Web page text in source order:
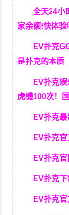
全天24小
家余额!快体验
EV扑克
是扑克的本质
EV扑克
虎機100次！
EV扑克
EV扑克
EV扑克
EV扑克
EV扑克